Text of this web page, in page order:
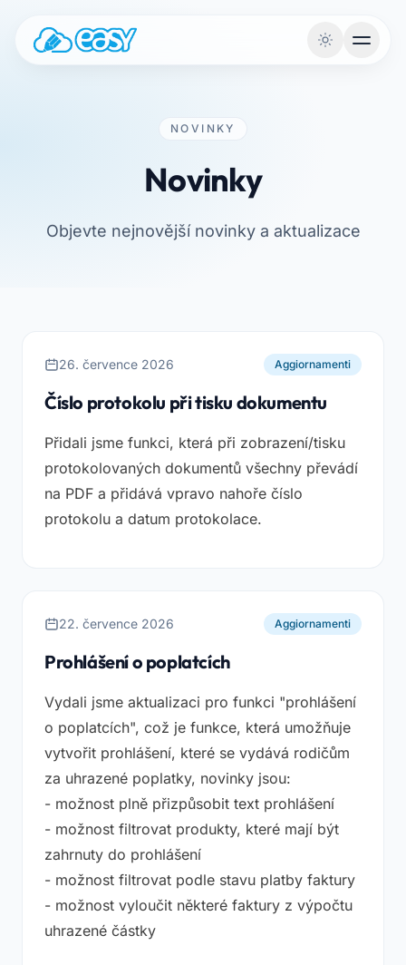
NOVINKY
Novinky
Objevte nejnovější novinky a aktualizace
26. července 2026 Aggiornamenti
Číslo protokolu při tisku dokumentu
Přidali jsme funkci, která při zobrazení/tisku
protokolovaných dokumentů všechny převádí
na PDF a přidává vpravo nahoře číslo
protokolu a datum protokolace.
22. července 2026 Aggiornamenti
Prohlášení o poplatcích
Vydali jsme aktualizaci pro funkci "prohlášení
o poplatcích", což je funkce, která umožňuje
vytvořit prohlášení, které se vydává rodičům
za uhrazené poplatky, novinky jsou:
- možnost plně přizpůsobit text prohlášení
- možnost filtrovat produkty, které mají být
zahrnuty do prohlášení
- možnost filtrovat podle stavu platby faktury
- možnost vyloučit některé faktury z výpočtu
uhrazené částky